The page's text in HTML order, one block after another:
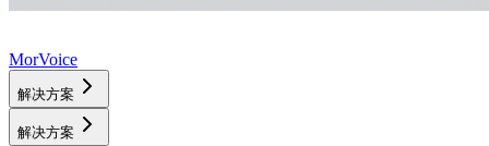
MorVoice
解决方案
解决方案